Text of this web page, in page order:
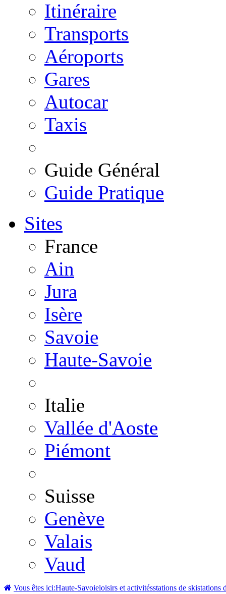
Itinéraire
Transports
Aéroports
Gares
Autocar
Taxis
Guide Général
Guide Pratique
Sites
France
Ain
Jura
Isère
Savoie
Haute-Savoie
Italie
Vallée d'Aoste
Piémont
Suisse
Genève
Valais
Vaud
Vous êtes ici:Haute-Savoieloisirs et activitésstations de skistations